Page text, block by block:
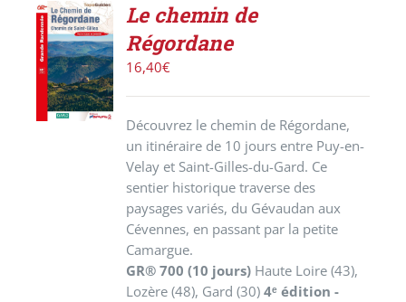
ACHETER
LE
PRODUIT
/
DÉTAILS
Le chemin de
Régordane
16,40€
Découvrez le chemin de Régordane,
un itinéraire de 10 jours entre Puy-en-
Velay et Saint-Gilles-du-Gard. Ce
sentier historique traverse des
paysages variés, du Gévaudan aux
Cévennes, en passant par la petite
Camargue.
GR® 700 (10 jours) Haute Loire (43),
Lozère (48), Gard (30)4ᵉ édition -